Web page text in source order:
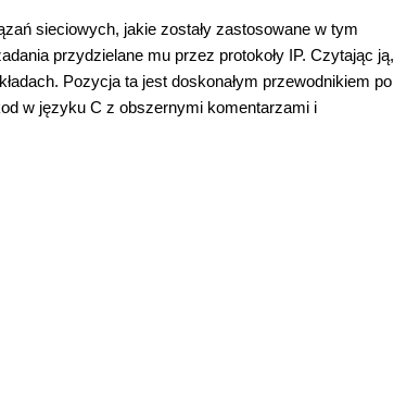
sieciowych, jakie zostały zastosowane w tym
przydzielane mu przez protokoły IP. Czytając ją,
Pozycja ta jest doskonałym przewodnikiem po
w języku C z obszernymi komentarzami i